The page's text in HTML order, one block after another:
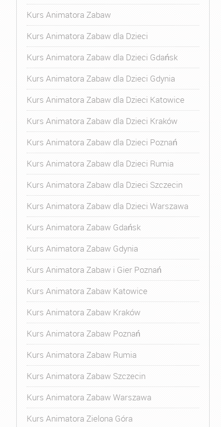
Kurs Animatora Zabaw
Kurs Animatora Zabaw dla Dzieci
Kurs Animatora Zabaw dla Dzieci Gdańsk
Kurs Animatora Zabaw dla Dzieci Gdynia
Kurs Animatora Zabaw dla Dzieci Katowice
Kurs Animatora Zabaw dla Dzieci Kraków
Kurs Animatora Zabaw dla Dzieci Poznań
Kurs Animatora Zabaw dla Dzieci Rumia
Kurs Animatora Zabaw dla Dzieci Szczecin
Kurs Animatora Zabaw dla Dzieci Warszawa
Kurs Animatora Zabaw Gdańsk
Kurs Animatora Zabaw Gdynia
Kurs Animatora Zabaw i Gier Poznań
Kurs Animatora Zabaw Katowice
Kurs Animatora Zabaw Kraków
Kurs Animatora Zabaw Poznań
Kurs Animatora Zabaw Rumia
Kurs Animatora Zabaw Szczecin
Kurs Animatora Zabaw Warszawa
Kurs Animatora Zielona Góra